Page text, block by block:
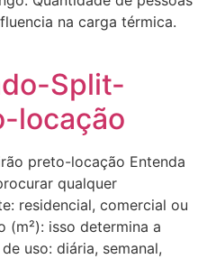
na carga térmica.
Split-
locação
preto-locação Entenda
qualquer
residencial, comercial ou
(m²): isso determina a
uso: diária, semanal,